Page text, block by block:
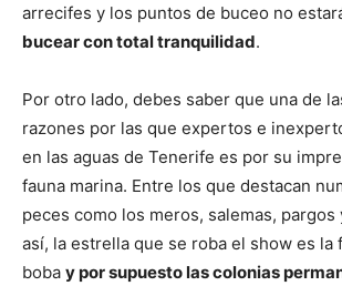
arrecifes y los puntos de buceo no
bucear con total tranquilidad.
Por otro lado, debes saber que una de
razones por las que expertos e
en las aguas de Tenerife es por su
fauna marina. Entre los que destacan
peces como los meros, salemas, pargos
así, la estrella que se roba el show es la
boba y por supuesto las colonias